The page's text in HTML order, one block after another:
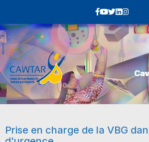
Prise en charge de la VBG